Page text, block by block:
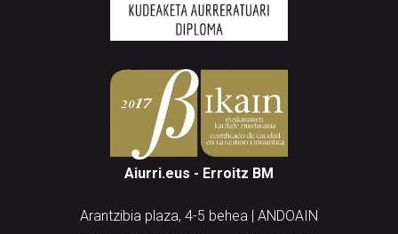
Aiurri.eus - Erroitz BM
Arantzibia plaza, 4-5 behea | ANDOAIN